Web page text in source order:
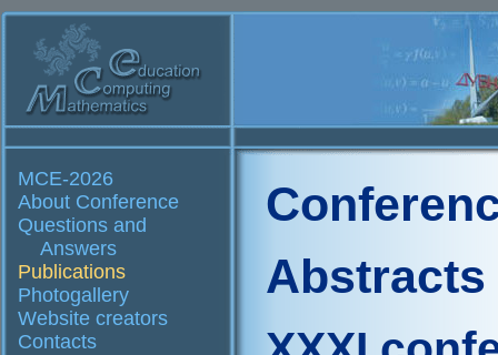
MCE-2026
About Conference
Questions and
Answers
Publications
Photogallery
Website creators
Contacts
Abstracts